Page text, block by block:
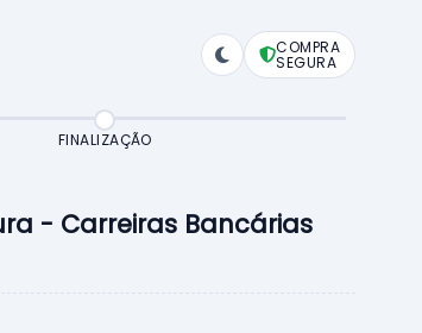
COMPRA
SEGURA
FINALIZAÇÃO
- Carreiras Bancárias